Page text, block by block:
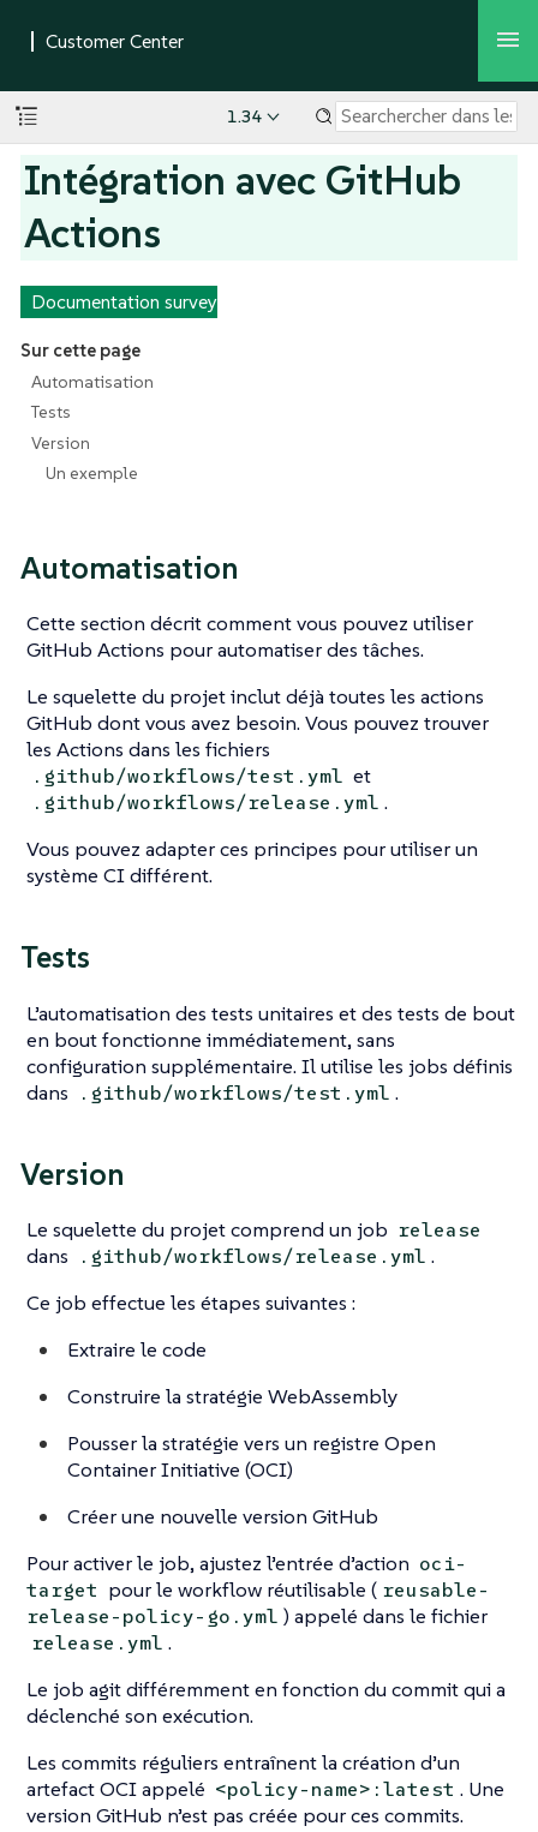
1.34
Intégration avec GitHub
Actions
Documentation survey
Sur cette page
Automatisation
Tests
Version
Un exemple
Automatisation
Cette section décrit comment vous pouvez utiliser
GitHub Actions pour automatiser des tâches.
Le squelette du projet inclut déjà toutes les actions
GitHub dont vous avez besoin. Vous pouvez trouver
les Actions dans les fichiers
.github/workflows/test.yml et
.github/workflows/release.yml .
Vous pouvez adapter ces principes pour utiliser un
système CI différent.
Tests
L’automatisation des tests unitaires et des tests de bout
en bout fonctionne immédiatement, sans
configuration supplémentaire. Il utilise les jobs définis
dans
.github/workflows/test.yml .
Version
Le squelette du projet comprend un job release
dans .github/workflows/release.yml .
Ce job effectue les étapes suivantes :
Extraire le code
Construire la stratégie WebAssembly
Pousser la stratégie vers un registre Open
Container Initiative (OCI)
Créer une nouvelle version GitHub
Pour activer le job, ajustez l’entrée d’action oci-
target pour le workflow réutilisable ( reusable-
release-policy-go.yml ) appelé dans le fichier
release.yml .
Le job agit différemment en fonction du commit qui a
déclenché son exécution.
Les commits réguliers entraînent la création d’un
artefact OCI appelé <policy-name>:latest . Une
version GitHub n’est pas créée pour ces commits.